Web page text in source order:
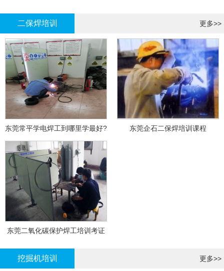
二保焊培训 更多>>
东莞常平学电焊工到哪里学最好? 东莞企石二保焊培训课程
东莞二氧化碳保护焊工培训考证
挖掘机培训 更多>>